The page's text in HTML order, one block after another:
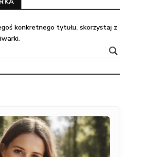
konkretnego tytułu, skorzystaj z